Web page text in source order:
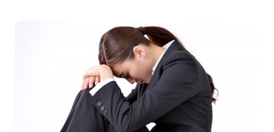
企業・業界研究はインタツアー